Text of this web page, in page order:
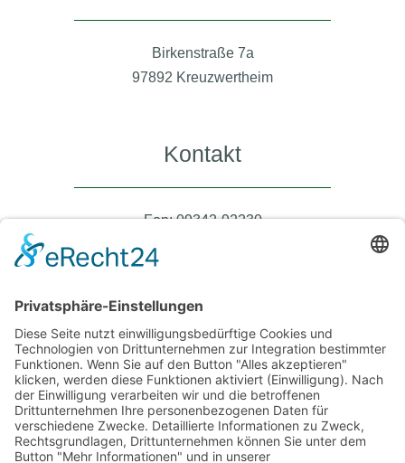
Birkenstraße 7a
97892 Kreuzwertheim
Kontakt
Fon: 09342-92230
Fax: 09342-922340
steuer@kanzlei-ruehrschneck.de
Büro Öffnungszeiten
Montag – Donnerstag 08:00 – 17:00 Uhr
Freitag 08:00 – 12:30 Uhr